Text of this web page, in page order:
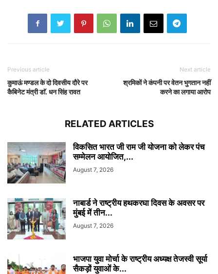
Previous article
कुमाऊं मण्डल के दो दिवसीय दौरे पर
कैबिनेट मंत्री डाॅ. धन सिंह रावत
Next article
श्रमिकों ने कंपनी पर वेतन भुगतान नहीं
करने का लगाया आरोप
RELATED ARTICLES
विकसित भारत जी राम जी योजना को लेकर पंच
सम्मेलन आयोजित,...
August 7, 2026
नाबार्ड ने राष्ट्रीय हथकरघा दिवस के अवसर पर
मुंबई में तीन...
August 7, 2026
भाजपा युवा मोर्चा के राष्ट्रीय अध्यक्ष तेजस्वी सूर्या
सैकड़ों युवाओं के...